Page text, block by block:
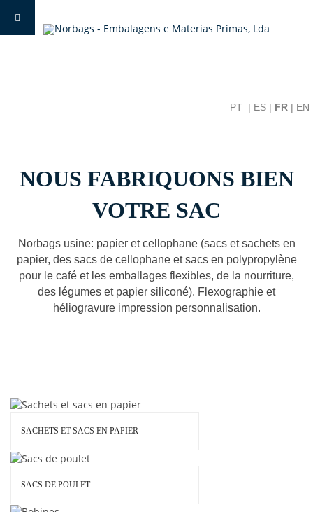
PT | ES | FR | EN
NOUS FABRIQUONS BIEN
VOTRE SAC
Norbags usine: papier et cellophane (sacs et sachets en
papier, des sacs de cellophane et sacs en polypropylène
pour le café et les emballages flexibles, de la nourriture,
des légumes et papier siliconé). Flexographie et
héliogravure impression personnalisation.
SACHETS ET SACS EN PAPIER
SACS DE POULET